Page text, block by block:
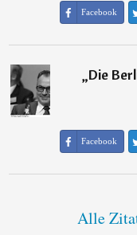
Facebook
„Die
Facebook
Alle